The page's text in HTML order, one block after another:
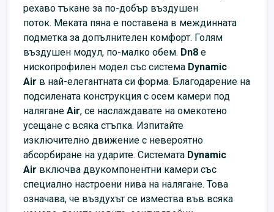
рехаво тъкане за по-добър въздушен
поток. Меката пяна е поставена в междинната
подметка за допълнителен комфорт. Голям
въздушен модул, по-малко обем. Dn8 е
нископрофилен модел със система Dynamic
Air в най-елегантната си форма. Благодарение на
подсилената конструкция с осем камери под
налягане Air, се наслаждавате на омекотено
усещане с всяка стъпка. Изпитайте
изключително движение с невероятно
абсорбиране на ударите. Системата Dynamic
Air включва двукомпонентни камери със
специално настроени нива на налягане. Това
означава, че въздухът се измества във всяка